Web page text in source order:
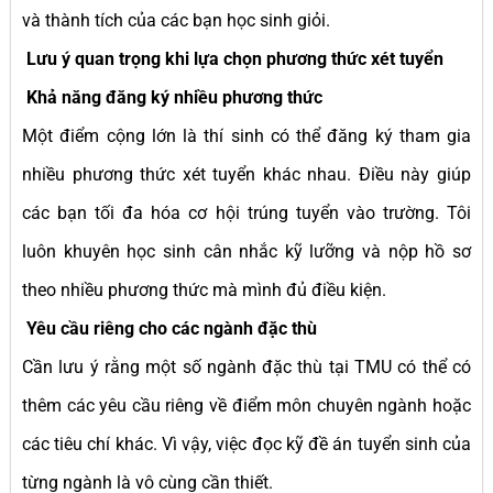
và thành tích của các bạn học sinh giỏi.
Lưu ý quan trọng khi lựa chọn phương thức xét tuyển
Khả năng đăng ký nhiều phương thức
Một điểm cộng lớn là thí sinh có thể đăng ký tham gia
nhiều phương thức xét tuyển khác nhau. Điều này giúp
các bạn tối đa hóa cơ hội trúng tuyển vào trường. Tôi
luôn khuyên học sinh cân nhắc kỹ lưỡng và nộp hồ sơ
theo nhiều phương thức mà mình đủ điều kiện.
Yêu cầu riêng cho các ngành đặc thù
Cần lưu ý rằng một số ngành đặc thù tại TMU có thể có
thêm các yêu cầu riêng về điểm môn chuyên ngành hoặc
các tiêu chí khác. Vì vậy, việc đọc kỹ đề án tuyển sinh của
từng ngành là vô cùng cần thiết.